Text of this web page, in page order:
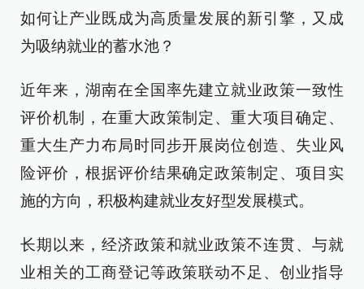
如何让产业既成为高质量发展的新引擎，又成
为吸纳就业的蓄水池？
近年来，湖南在全国率先建立就业政策一致性
评价机制，在重大政策制定、重大项目确定、
重大生产力布局时同步开展岗位创造、失业风
险评价，根据评价结果确定政策制定、项目实
施的方向，积极构建就业友好型发展模式。
长期以来，经济政策和就业政策不连贯、与就
业相关的工商登记等政策联动不足、创业指导